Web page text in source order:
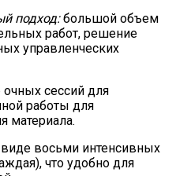
подход:большой объем
работ, решение
управленческих
очных сессий для
работы для
материала.
восьми интенсивных
что удобно для